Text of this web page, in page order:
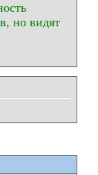
но видят